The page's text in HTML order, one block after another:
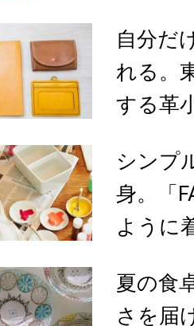
自分だ
れる。
する革
シンプ
身。「
ように
夏の食
さを届